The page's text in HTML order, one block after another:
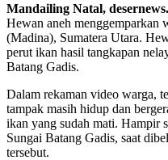
Mandailing Natal,
Hewan aneh menggemparkan
(Madina), Sumatera Utara.
perut ikan hasil tangkapan
Batang Gadis.
Dalam rekaman video warga,
tampak masih hidup dan
ikan yang sudah mati. Hampir
Sungai Batang Gadis, saat
tersebut.